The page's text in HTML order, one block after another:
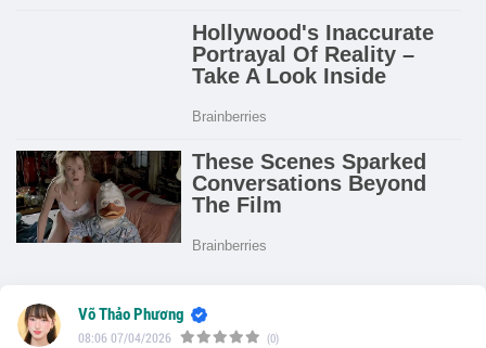
Võ Thảo Phương
08:06 07/04/2026 (0)